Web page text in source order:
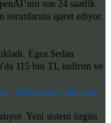
son 24 saatlik
işaret ediyor.
Egea Sedan
115 bin TL indirim ve
Başkasının videosunu
Yeni sistem özgün